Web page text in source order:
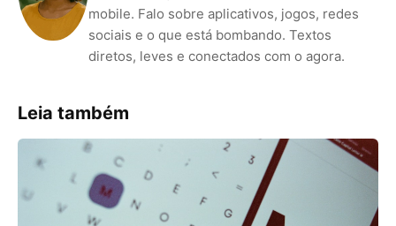
mobile. Falo sobre aplicativos, jogos, redes
sociais e o que está bombando. Textos
diretos, leves e conectados com o agora.
Leia também